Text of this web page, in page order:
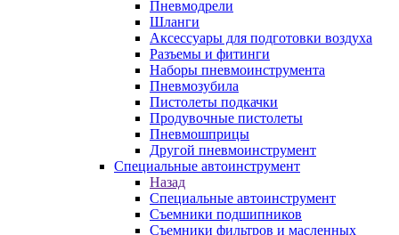
Пневмодрели
Шланги
Аксессуары для подготовки воздуха
Разъемы и фитинги
Наборы пневмоинструмента
Пневмозубила
Пистолеты подкачки
Продувочные пистолеты
Пневмошприцы
Другой пневмоинструмент
Специальные автоинструмент
Назад
Специальные автоинструмент
Съемники подшипников
Съемники фильтров и масленных